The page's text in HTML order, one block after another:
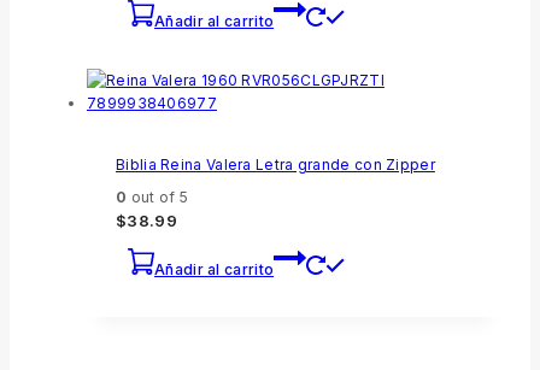
Añadir al carrito
Biblia Reina Valera Letra grande con Zipper
0 out of 5
$38.99
Añadir al carrito